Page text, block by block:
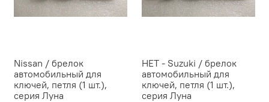
Nissan / брелок
автомобильный для
ключей, петля (1 шт.),
серия Луна
НЕТ - Suzuki / брелок
автомобильный для
ключей, петля (1 шт.),
серия Луна